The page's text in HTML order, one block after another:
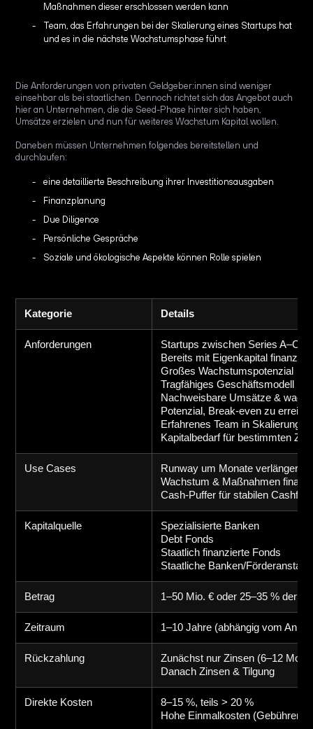
Maßnahmen dieser erschlossen werden kann
Team, das Erfahrungen bei der Skalierung eines Startups hat
und es in die nächste Wachstumsphase führt
Die Anforderungen von privaten Geldgeber:innen sind weniger
einsehbar als bei staatlichen. Dennoch richtet sich das Angebot auch
hier an Unternehmen, die die Seed-Phase hinter sich haben,
Umsätze erzielen und nun für weiteres Wachstum Kapital wollen.
Daneben müssen Unternehmen folgendes bereitstellen und
durchlaufen:
eine detaillierte Beschreibung ihrer Investitionsausgaben
Finanzplanung
Due Diligence
Persönliche Gespräche
Soziale und ökologische Aspekte können Rolle spielen
Kategorie Details
Anforderungen
Startups zwischen Series A–C
Bereits mit Eigenkapital finanziert
Großes Wachstumspotenzial
Tragfähiges Geschäftsmodell
Nachweisbare Umsätze &
Potenzial, Break-even zu
Erfahrenes Team in Skalierung
Kapitalbedarf für bestimmten
Use Cases
Runway um Monate verlängern
Wachstum & Maßnahmen
Cash-Puffer für stabilen
Kapitalquelle
Spezialisierte Banken
Debt Fonds
Staatlich finanzierte Fonds
Staatliche Banken/
Betrag 1–50 Mio. € oder 25–35 % der
Zeitraum 1–10 Jahre (abhängig vom
Rückzahlung
Zunächst nur Zinsen (6–12
Danach Zinsen & Tilgung
Direkte Kosten
8–15 %, teils > 20 %
Hohe Einmalkosten (Gebühren,